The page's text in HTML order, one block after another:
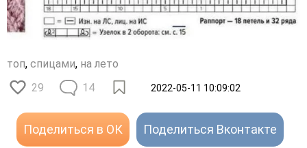
топ, спицами, на лето
29
14 2022-05-11 10:09:02
Поделиться в ОК Поделиться Вконтакте